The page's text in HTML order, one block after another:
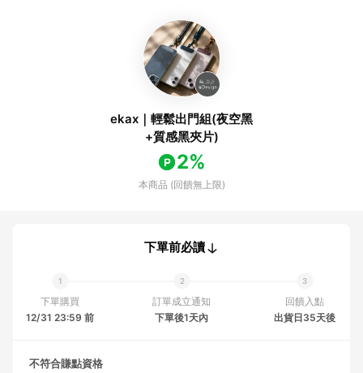
ekax｜輕鬆出門組(夜空黑
+質感黑夾片)
2%
本商品 (回饋無上限)
下單前必讀
下單購買
12/31 23:59 前
訂單成立通知
下單後1天內
回饋入點
出貨日35天後
不符合賺點資格